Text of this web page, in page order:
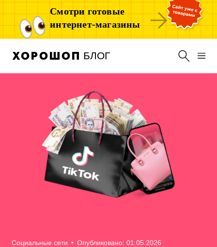
Смотри готовые
интернет-магазины
БЛОГ
Социальные сети • Опубликовано: 01.05.2026